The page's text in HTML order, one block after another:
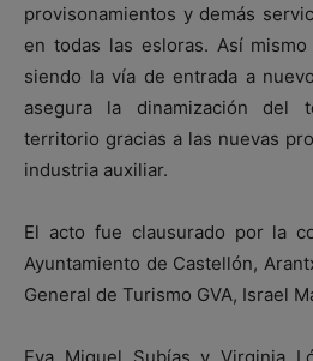
provisonamientos y demás
en todas las esloras. Así
siendo la vía de entrada a
asegura la dinamización del
territorio gracias a las nuevas
industria auxiliar.
El acto fue clausurado por la
Ayuntamiento de Castellón,
General de Turismo GVA, Israel
Eva Miquel Subías y Virginia